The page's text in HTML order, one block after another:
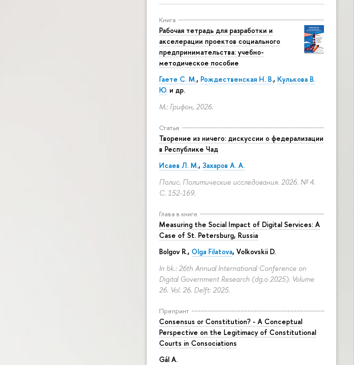
Книга
Рабочая тетрадь для разработки и
акселерации проектов социального
предпринимательства: учебно-
методическое пособие
Гаете С. М., Рождественская Н. В., Кулькова В.
Ю. и др.
М.: Грифон, 2026.
Статья
Творение из ничего: дискуссии о федерализации
в Республике Чад
Исаев Л. М., Захаров А. А.
Полис. Политические исследования. 2026. № 4.
С. 152-169.
Глава в книге
Measuring the Social Impact of Digital Services: A
Case of St. Petersburg, Russia
Bolgov R., Olga Filatova, Volkovskii D.
In bk.: 26th Annual International Conference on
Digital Government Research (dg.o 2025). Volume
26. Vol. 26. Delft: 2025.
Препринт
Consensus or Constitution? - A Conceptual
Perspective on the Legitimacy of Constitutional
Courts in Consociations
Gál A.